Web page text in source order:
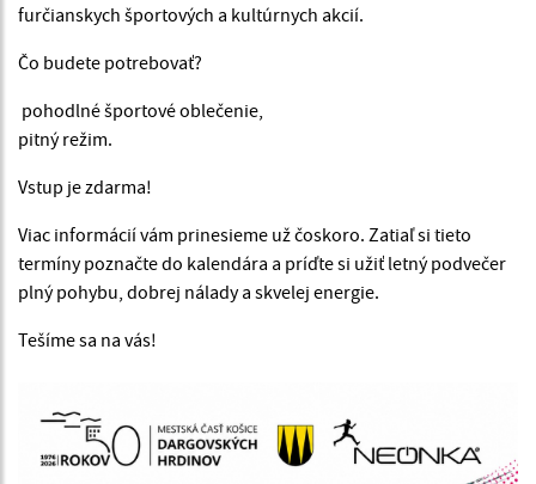
furčianskych športových a kultúrnych akcií.
Čo budete potrebovať?
pohodlné športové oblečenie,
pitný režim.
Vstup je zdarma!
Viac informácií vám prinesieme už čoskoro. Zatiaľ si tieto
termíny poznačte do kalendára a príďte si užiť letný podvečer
plný pohybu, dobrej nálady a skvelej energie.
Tešíme sa na vás!